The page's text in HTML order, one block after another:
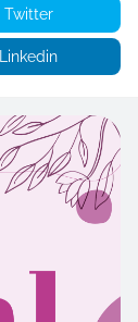
Twitter
Linkedin